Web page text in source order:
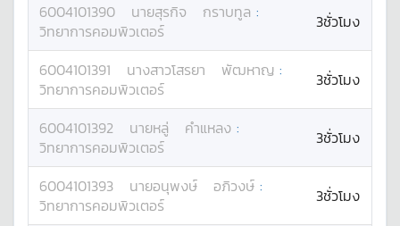
6004101390 นายสุรกิจ กราบทูล :
วิทยาการคอมพิวเตอร์
3ชั่วโมง
6004101391 นางสาวโสรยา พัฒหาญ :
วิทยาการคอมพิวเตอร์
3ชั่วโมง
6004101392 นายหลู่ คำแหลง :
วิทยาการคอมพิวเตอร์
3ชั่วโมง
6004101393 นายอนุพงษ์ อภิวงษ์ :
วิทยาการคอมพิวเตอร์
3ชั่วโมง